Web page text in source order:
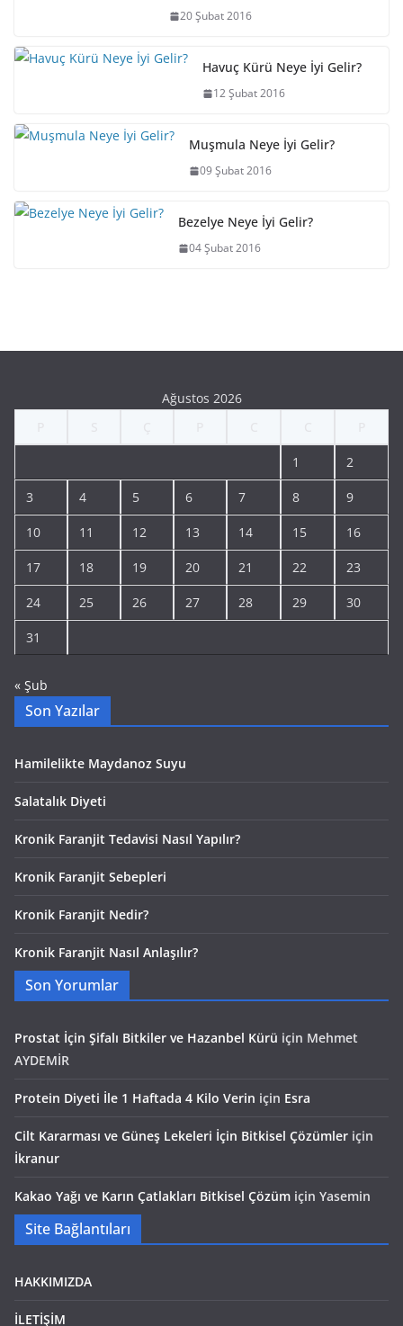
20 Şubat 2016
Havuç Kürü Neye İyi Gelir?
12 Şubat 2016
Muşmula Neye İyi Gelir?
09 Şubat 2016
Bezelye Neye İyi Gelir?
04 Şubat 2016
Ağustos 2026
1 2
3 4 5 6 7 8 9
10 11 12 13 14 15 16
17 18 19 20 21 22 23
24 25 26 27 28 29 30
31
« Şub
Son Yazılar
Hamilelikte Maydanoz Suyu
Salatalık Diyeti
Kronik Faranjit Tedavisi Nasıl Yapılır?
Kronik Faranjit Sebepleri
Kronik Faranjit Nedir?
Kronik Faranjit Nasıl Anlaşılır?
Son Yorumlar
Prostat İçin Şifalı Bitkiler ve Hazanbel Kürü için Mehmet
AYDEMİR
Protein Diyeti İle 1 Haftada 4 Kilo Verin için Esra
Cilt Kararması ve Güneş Lekeleri İçin Bitkisel Çözümler için
İkranur
Kakao Yağı ve Karın Çatlakları Bitkisel Çözüm için Yasemin
Site Bağlantıları
HAKKIMIZDA
İLETİŞİM